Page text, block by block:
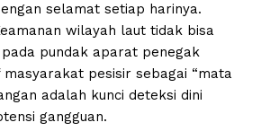
selamat setiap harinya.
wilayah laut tidak bisa
pundak aparat penegak
pesisir sebagai “mata
adalah kunci deteksi dini
gangguan.